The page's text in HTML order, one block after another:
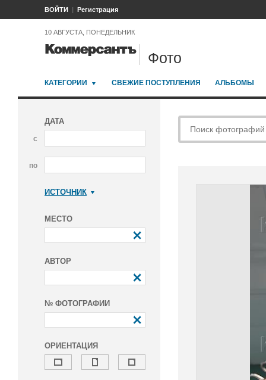
ВОЙТИ Регистрация
10 АВГУСТА, ПОНЕДЕЛЬНИК
Фото
КАТЕГОРИИ СВЕЖИЕ ПОСТУПЛЕНИЯ АЛЬБОМЫ
ДАТА
с
по
ИСТОЧНИК
МЕСТО
АВТОР
№ ФОТОГРАФИИ
ОРИЕНТАЦИЯ